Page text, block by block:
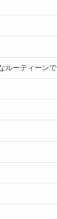
ルーティーンで